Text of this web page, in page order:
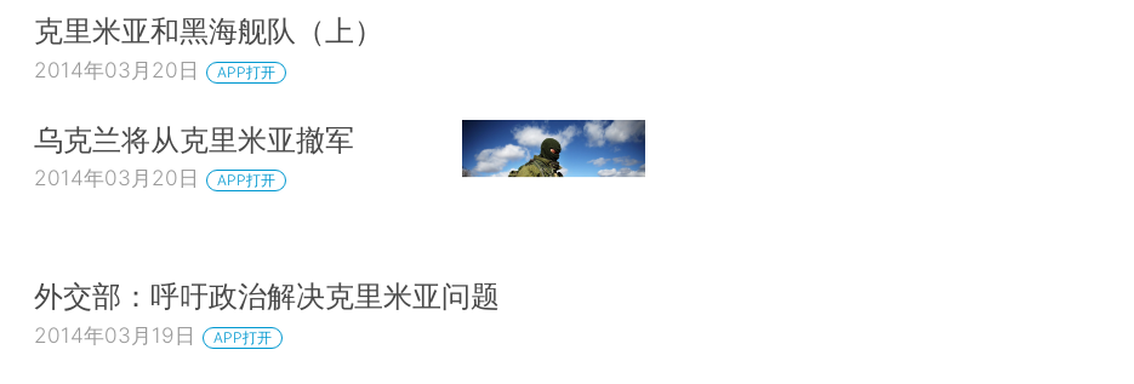
克里米亚和黑海舰队（上）
2014年03月20日 APP打开
乌克兰将从克里米亚撤军
2014年03月20日 APP打开
外交部：呼吁政治解决克里米亚问题
2014年03月19日 APP打开